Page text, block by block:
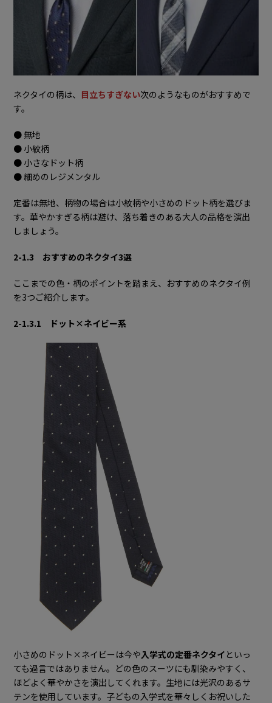
ネクタイの柄は、 目立ちすぎない次のようなものがおすすめで
す。
● 無地
● 小紋柄
● 小さなドット柄
● 細めのレジメンタル
定番は無地、柄物の場合は小紋柄や小さめのドット柄を選びま
す。華やかすぎる柄は避け、落ち着きのある大人の品格を演出
しましょう。
2-1.3 おすすめのネクタイ3選
ここまでの色・柄のポイントを踏まえ、おすすめのネクタイ例
を3つご紹介します。
2-1.3.1 ドット×ネイビー系
小さめのドット×ネイビーは今や入学式の定番ネクタイ といっ
ても過言ではありません。どの色のスーツにも馴染みやすく、
ほどよく華やかさを演出してくれます。生地には光沢のあるサ
テンを使用しています。子どもの入学式を華々しくお祝いした